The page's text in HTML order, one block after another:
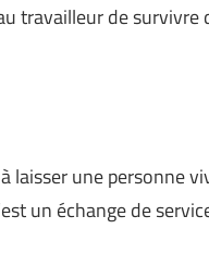
travailleur de
une personne
un échange de